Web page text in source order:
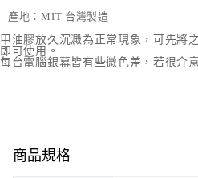
產地：MIT 台灣製造
甲油膠放久沉澱為正常現象，可先將
即可使用。
每台電腦銀幕皆有些微色差，若很介
商品規格